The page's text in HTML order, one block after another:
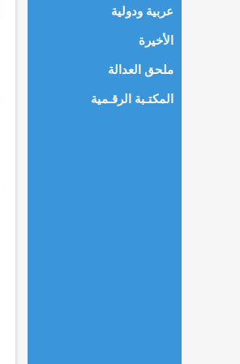
عربية ودولية
الأخيرة
ملحق العدالة
المكتـبة الرقـمية